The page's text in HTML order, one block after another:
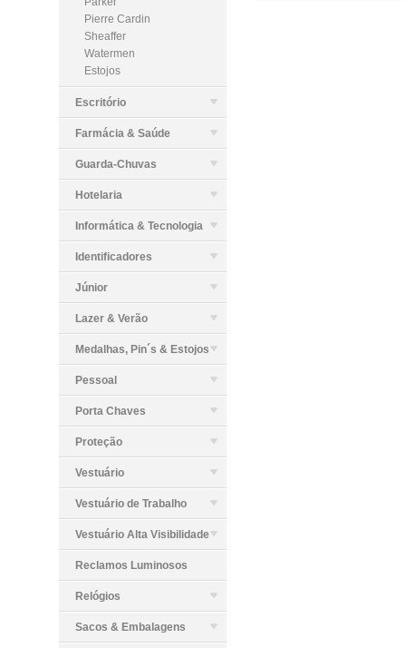
Pierre Cardin
Sheaffer
Watermen
Estojos
Escritório
Farmácia & Saúde
Guarda-Chuvas
Hotelaria
Informática & Tecnologia
Identificadores
Júnior
Lazer & Verão
Medalhas, Pin´s & Estojos
Pessoal
Porta Chaves
Proteção
Vestuário
Vestuário de Trabalho
Vestuário Alta Visibilidade
Reclamos Luminosos
Relógios
Sacos & Embalagens